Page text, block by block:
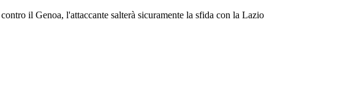
il Genoa, l'attaccante salterà sicuramente la sfida con la Lazio